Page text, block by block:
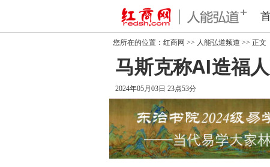
您所在的位置： 红商网 >> 人能弘道频道 >> 正文
马斯克称AI造福
2024年05月03日 23点53分